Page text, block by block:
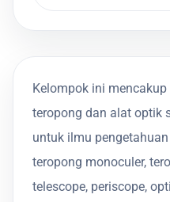
Kelompok ini
teropong dan alat optik
untuk ilmu
teropong monoculer,
telescope, periscope,